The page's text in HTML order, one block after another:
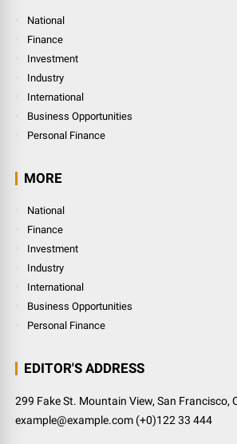
National
Finance
Investment
Industry
International
Business Opportunities
Personal Finance
MORE
National
Finance
Investment
Industry
International
Business Opportunities
Personal Finance
EDITOR'S ADDRESS
299 Fake St. Mountain View, San Francisco,
example@example.com (+0)122 33 444